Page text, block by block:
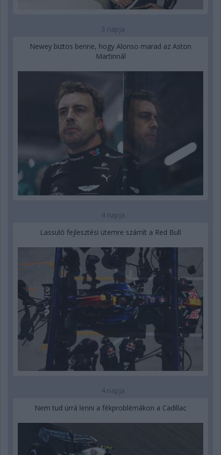
3 napja
Newey biztos benne, hogy Alonso marad az Aston
Martinnál
4 napja
Lassuló fejlesztési ütemre számít a Red Bull
4 napja
Nem tud úrrá lenni a fékproblémákon a Cadillac